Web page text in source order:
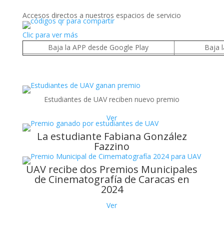
Accesos directos a nuestros espacios de servicio
Clic para ver más
Baja la APP desde Google Play
Baja
Estudiantes de UAV reciben nuevo premio
Ver
La estudiante Fabiana González
Fazzino
UAV recibe dos Premios Municipales
de Cinematografía de Caracas en
2024
Ver